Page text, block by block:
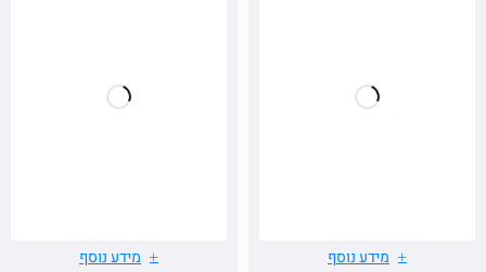
מידע נוסף מידע נוסף